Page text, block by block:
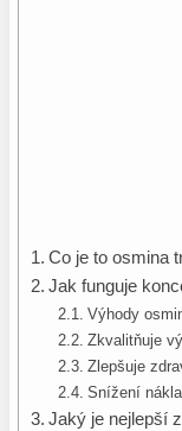
Co je to osmina
Jak funguje
Výhody
Zkvalitňuje
Zlepšuje
Snížení
Jaký je nejlepší